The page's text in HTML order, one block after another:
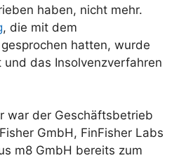
haben, nicht mehr.
, die mit dem
hatten, wurde
und das Insolvenzverfahren
war der Geschäftsbetrieb
GmbH, FinFisher Labs
m8 GmbH bereits zum